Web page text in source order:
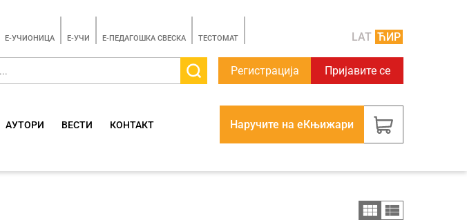
E-УЧИОНИЦА E-УЧИ Е-ПЕДАГОШКА СВЕСКА TЕСТОМАТ LAT ЋИР
Регистрација Пријавите се
АУТОРИ ВЕСТИ КОНТАКТ Наручите на еКњижари